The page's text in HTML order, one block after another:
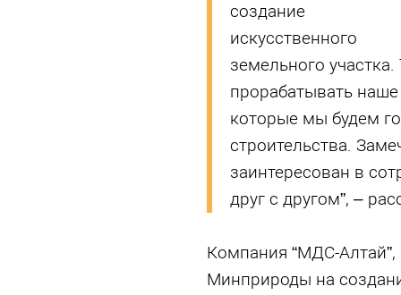
создание
искусственного
земельного
прорабатывать
которые мы будем
строительства.
заинтересован в
друг с другом”, –
Компания “МДС-
Минприроды на